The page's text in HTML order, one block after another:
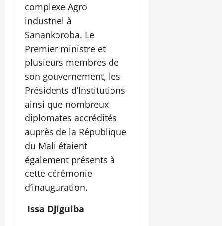
complexe Agro
industriel à
Sanankoroba. Le
Premier ministre et
plusieurs membres de
son gouvernement, les
Présidents d’Institutions
ainsi que nombreux
diplomates accrédités
auprès de la République
du Mali étaient
également présents à
cette cérémonie
d’inauguration.
Issa Djiguiba